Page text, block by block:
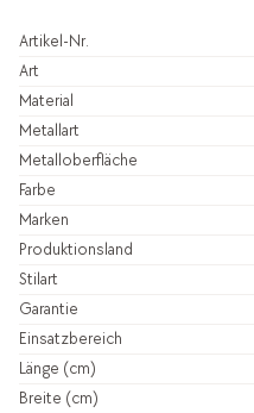
Artikel-Nr.
Art
Material
Metallart
Metalloberfläche
Farbe
Marken
Produktionsland
Stilart
Garantie
Einsatzbereich
Länge (cm)
Breite (cm)